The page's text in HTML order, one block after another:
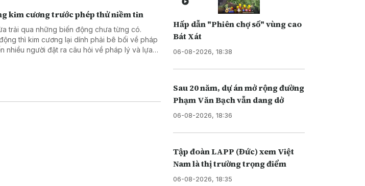
kim cương trước phép thử niềm tin
trải qua những biến động chưa từng có.
thì kim cương lại dính phải bê bối về pháp
Hấp dẫn "Phiên chợ số" vùng cao
Bát Xát
06-08-2026, 18:38
Sau 20 năm, dự án mở rộng đường
Phạm Văn Bạch vẫn dang dở
06-08-2026, 18:36
Tập đoàn LAPP (Đức) xem Việt
Nam là thị trường trọng điểm
06-08-2026, 18:35